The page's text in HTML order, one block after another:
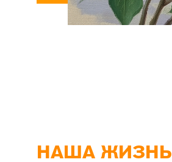
НАША ЖИЗНЬ